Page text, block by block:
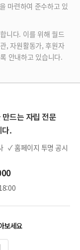
마련하여 준수하고 있
니다. 이를 위해 월드
, 자원활동가, 후원자
안내하고 있습니다.
만드는 자립 전문
다.
✓ 홈페이지 투명 공시
보세요